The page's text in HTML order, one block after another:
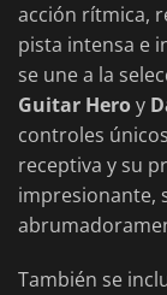
acción rítmica,
pista intensa e
se une a la
Guitar Heroy
controles
receptiva y su
impresionante,
También se